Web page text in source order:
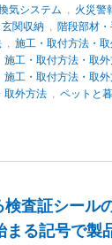
気システム 火災警
玄関収納, 階段部材
, 施工・取付方法・
施工・取付方法・取
施工・取付方法・取
取外方法, ペットと
査証シール
る記号で製